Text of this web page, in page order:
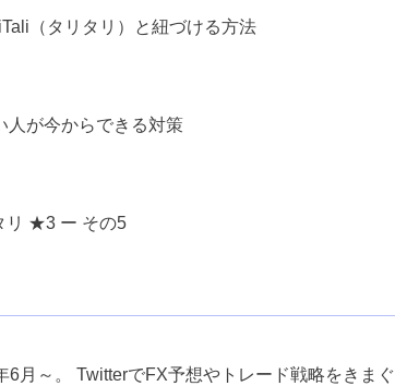
（タリタリ）と紐づける方法
人が今からできる対策
リ ★3 ー その5
6月～。 TwitterでFX予想やトレード戦略をきま